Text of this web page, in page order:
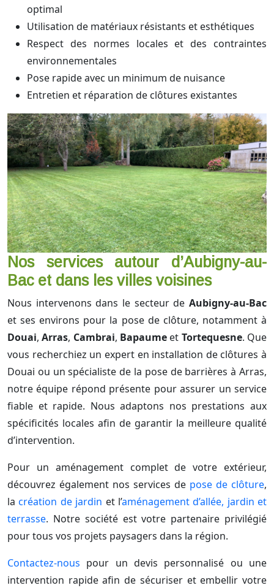
optimal
Utilisation de matériaux résistants et esthétiques
Respect des normes locales et des contraintes
environnementales
Pose rapide avec un minimum de nuisance
Entretien et réparation de clôtures existantes
Nos services autour d’Aubigny-au-
Bac et dans les villes voisines
Nous intervenons dans le secteur de Aubigny-au-Bac
et ses environs pour la pose de clôture, notamment à
Douai,Arras, Cambrai, Bapaume et Tortequesne. Que
vous recherchiez un expert en installation de clôtures à
Douai ou un spécialiste de la pose de barrières à Arras,
notre équipe répond présente pour assurer un service
fiable et rapide. Nous adaptons nos prestations aux
spécificités locales afin de garantir la meilleure qualité
d’intervention.
Pour un aménagement complet de votre extérieur,
découvrez également nos services de pose de clôture,
lacréation de jardin et l’aménagement d’allée, jardin et
terrasse. Notre société est votre partenaire privilégié
pour tous vos projets paysagers dans la région.
Contactez-nous pour un devis personnalisé ou une
intervention rapide afin de sécuriser et embellir votre